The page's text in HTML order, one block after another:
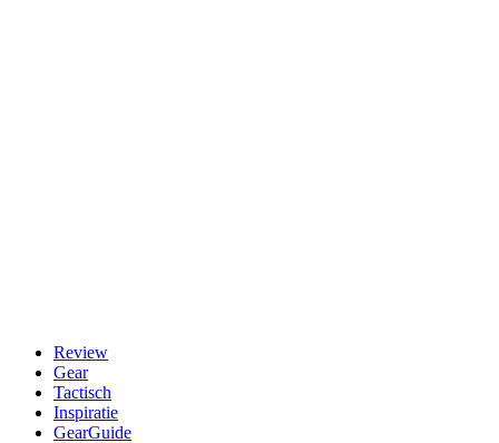
Review
Gear
Tactisch
Inspiratie
GearGuide